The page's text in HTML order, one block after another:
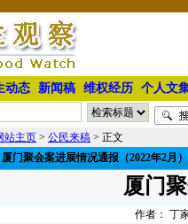
动态 新闻稿 维权经历 个人文
站主页 > 公民来稿 > 正文
厦门聚会案进展情况通报（2022年2月）
厦门
作者： 丁